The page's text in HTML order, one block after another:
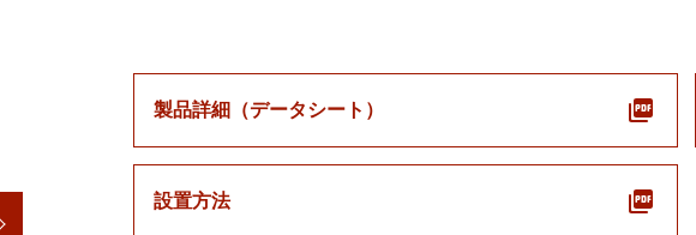
製品詳細（データシート）
設置方法